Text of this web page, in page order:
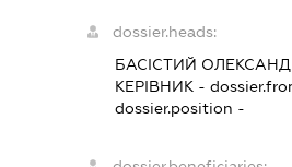
dossier.heads:
БАСІСТИЙ
КЕРІВНИК -
dossier.position -